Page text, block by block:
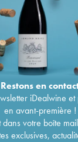
Restons en
iDealwine
en avant-première !
votre boîte
exclusives,